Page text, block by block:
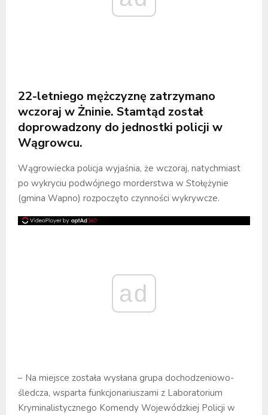
22-letniego mężczyznę zatrzymano
wczoraj w Żninie. Stamtąd został
doprowadzony do jednostki policji w
Wągrowcu.
Wągrowiecka policja wyjaśnia, że wczoraj, natychmiast
po wykryciu podwójnego morderstwa w Stołężynie
(gmina Wapno) rozpoczęto czynności wykrywcze.
ad
– Na miejsce została wysłana grupa dochodzeniowo-
śledcza, wsparta funkcjonariuszami z Laboratorium
Kryminalistycznego Komendy Wojewódzkiej Policji w